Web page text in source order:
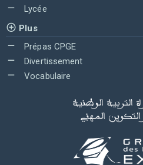
Lycée
Plus
Prépas CPGE
Divertissement
Vocabulaire